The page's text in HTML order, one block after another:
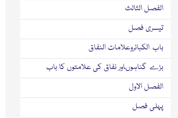
الفصل الثالث
تیسری فصل
باب الكبائروعلامات النفاق
بڑے گناہوںاور نفاق کی علامتوں کا باب
الفصل الاول
پہلی فصل